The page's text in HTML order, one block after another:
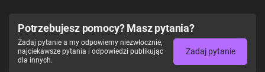
Potrzebujesz pomocy? Masz pytania?
Zadaj pytanie a my odpowiemy niezwłocznie,
najciekawsze pytania i odpowiedzi publikując
dla innych.
Zadaj pytanie